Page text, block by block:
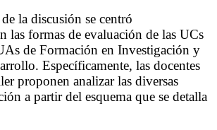
la discusión se centró
las formas de evaluación de las UCs
de Formación en Investigación y
Específicamente, las docentes
proponen analizar las diversas
a partir del esquema que se detalla